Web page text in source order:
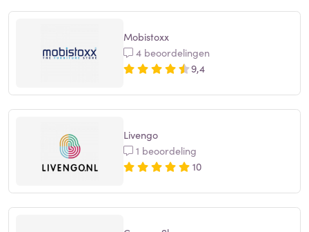
Mobistoxx
4 beoordelingen
9,4
Livengo
1 beoordeling
10